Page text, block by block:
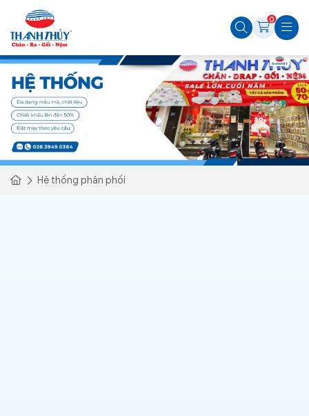
0
Hệ thống phân phối